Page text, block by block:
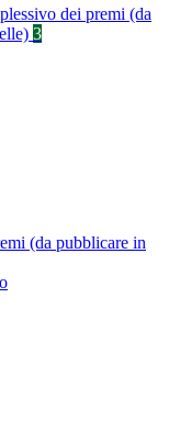
dei premi (da
3
(da pubblicare in